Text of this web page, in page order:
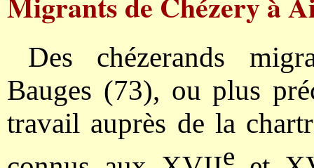
Des chézerands
Bauges (73), ou plus
travail auprès de la
e